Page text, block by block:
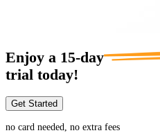
Enjoy a 15-day
trial today!
Get Started
no card needed, no extra fees